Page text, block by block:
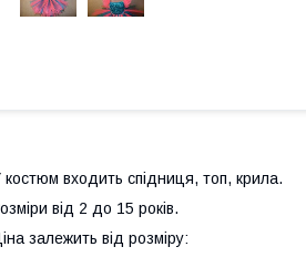
костюм входить спідниця, топ, крила.
від 2 до 15 років.
залежить від розміру: